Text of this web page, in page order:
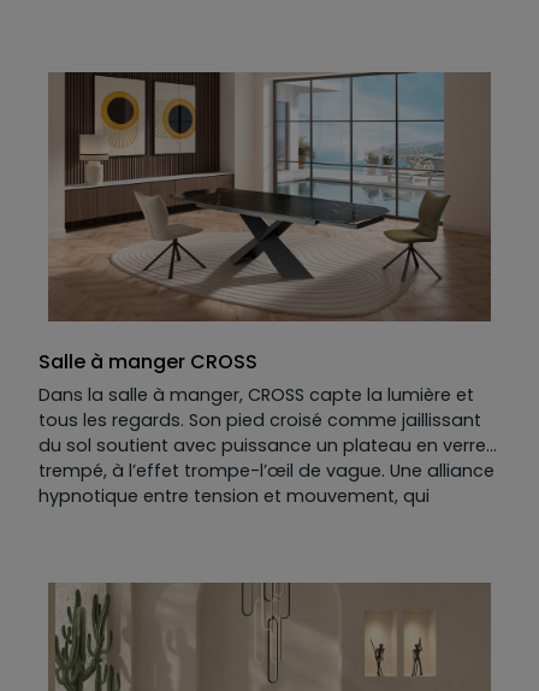
Salle à manger CROSS
Dans la salle à manger, CROSS capte la lumière et
tous les regards. Son pied croisé comme jaillissant
du sol soutient avec puissance un plateau en verre
trempé, à l’effet trompe-l’œil de vague. Une alliance
hypnotique entre tension et mouvement, qui
s’éternisent avec style !